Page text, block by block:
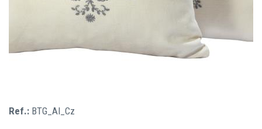
Ref.: BTG_Al_Cz